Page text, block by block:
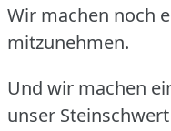
Wir machen noch
mitzunehmen.
Und wir machen
unser